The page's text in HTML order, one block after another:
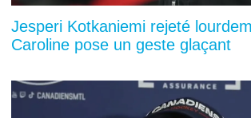
Jesperi Kotkaniemi rejeté
Caroline pose un geste glaçant